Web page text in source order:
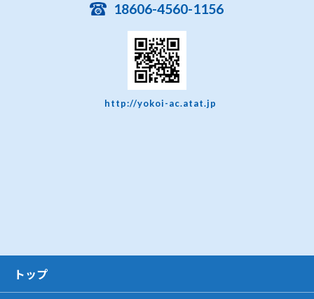
18606-4560-1156
http://yokoi-ac.atat.jp
トップ